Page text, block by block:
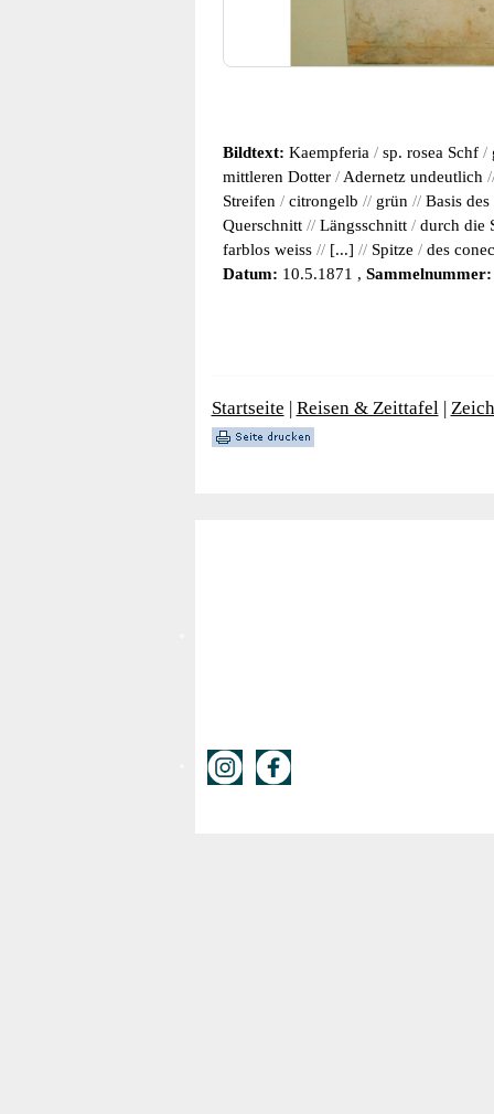
Bildtext: Kaempferia / sp. rosea Schf /
mittleren Dotter / Adernetz undeutlich
Streifen / citrongelb // grün // Basis des
Querschnitt // Längsschnitt / durch die
farblos weiss // [...] // Spitze / des
Datum: 10.5.1871 , Sammelnummer:
Startseite | Reisen & Zeittafel|